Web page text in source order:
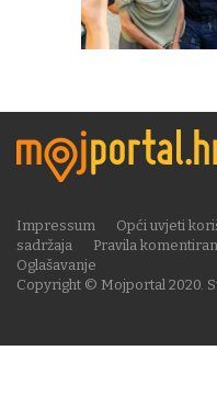
Copyright © Mojportal 2020.
Impressum Opći uvjeti
sadržaja
Pravila
Oglašavanje